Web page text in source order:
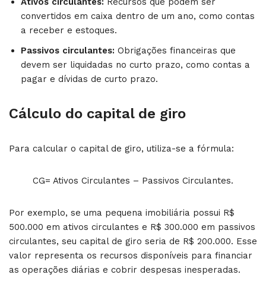
convertidos em caixa dentro de um ano, como contas
a receber e estoques.
Passivos circulantes: Obrigações financeiras que
devem ser liquidadas no curto prazo, como contas a
pagar e dívidas de curto prazo.
Cálculo do capital de giro
Para calcular o capital de giro, utiliza-se a fórmula:
CG= Ativos Circulantes – Passivos Circulantes.
Por exemplo, se uma pequena imobiliária possui R$
500.000 em ativos circulantes e R$ 300.000 em passivos
circulantes, seu capital de giro seria de R$ 200.000. Esse
valor representa os recursos disponíveis para financiar
as operações diárias e cobrir despesas inesperadas.